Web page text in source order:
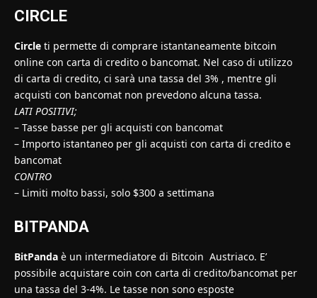
CIRCLE
Circle ti permette di comprare istantaneamente bitcoin
online con carta di credito o bancomat. Nel caso di utilizzo
di carta di credito, ci sarà una tassa del 3% , mentre gli
acquisti con bancomat non prevedono alcuna tassa.
LATI POSITIVI;
– Tasse basse per gli acquisti con bancomat
– Importo istantaneo per gli acquisti con carta di credito e
bancomat
CONTRO
– Limiti molto bassi, solo $300 a settimana
BITPANDA
BitPanda è un intermediatore di Bitcoin Austriaco. E’
possibile acquistare coin con carta di credito/bancomat per
una tassa del 3-4%. Le tasse non sono esposte